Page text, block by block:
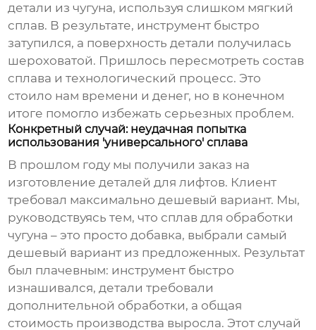
детали из чугуна, используя слишком мягкий
сплав. В результате, инструмент быстро
затупился, а поверхность детали получилась
шероховатой. Пришлось пересмотреть состав
сплава и технологический процесс. Это
стоило нам времени и денег, но в конечном
итоге помогло избежать серьезных проблем.
Конкретный случай: неудачная попытка
использования 'универсального' сплава
В прошлом году мы получили заказ на
изготовление деталей для лифтов. Клиент
требовал максимально дешевый вариант. Мы,
руководствуясь тем, что сплав для обработки
чугуна – это просто добавка, выбрали самый
дешевый вариант из предложенных. Результат
был плачевным: инструмент быстро
изнашивался, детали требовали
дополнительной обработки, а общая
стоимость производства выросла. Этот случай